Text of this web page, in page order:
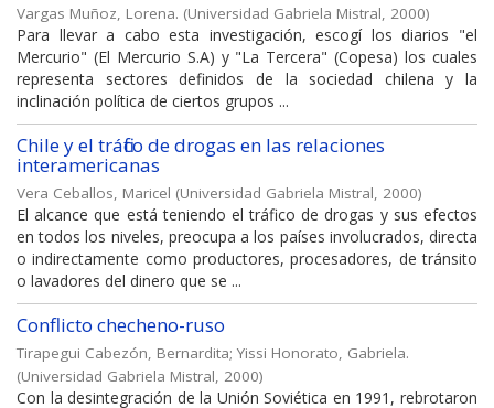
Vargas Muñoz, Lorena. (Universidad Gabriela Mistral, 2000)
Para llevar a cabo esta investigación, escogí los diarios "el
Mercurio" (El Mercurio S.A) y "La Tercera" (Copesa) los cuales
representa sectores definidos de la sociedad chilena y la
inclinación política de ciertos grupos ...
Chile y el tráfico de drogas en las relaciones
interamericanas
Vera Ceballos, Maricel (Universidad Gabriela Mistral, 2000)
El alcance que está teniendo el tráfico de drogas y sus efectos
en todos los niveles, preocupa a los países involucrados, directa
o indirectamente como productores, procesadores, de tránsito
o lavadores del dinero que se ...
Conflicto checheno-ruso
Tirapegui Cabezón, Bernardita; Yissi Honorato, Gabriela.
(Universidad Gabriela Mistral, 2000)
Con la desintegración de la Unión Soviética en 1991, rebrotaron